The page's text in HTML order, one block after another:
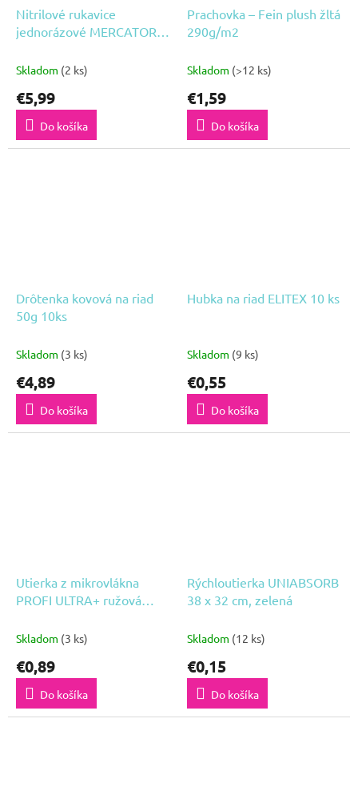
Nitrilové rukavice
jednorázové MERCATOR
Skladom (2 ks)
€5,99
Do košíka
Prachovka – Fein plush žltá
290g/m2
Skladom (>12 ks)
€1,59
Do košíka
Drôtenka kovová na riad
50g 10ks
Skladom (3 ks)
€4,89
Do košíka
Hubka na riad ELITEX 10 ks
Skladom (9 ks)
€0,55
Do košíka
Utierka z mikrovlákna
PROFI ULTRA+ ružová
Skladom (3 ks)
€0,89
Do košíka
Rýchloutierka UNIABSORB
38 x 32 cm, zelená
Skladom (12 ks)
€0,15
Do košíka